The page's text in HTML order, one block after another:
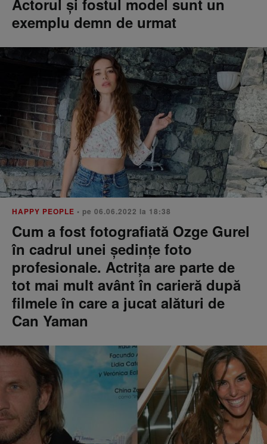
Actorul și fostul model sunt un
exemplu demn de urmat
HAPPY PEOPLE • pe 06.06.2022 la 18:38
Cum a fost fotografiată Ozge Gurel
în cadrul unei ședințe foto
profesionale. Actrița are parte de
tot mai mult avânt în carieră după
filmele în care a jucat alături de
Can Yaman